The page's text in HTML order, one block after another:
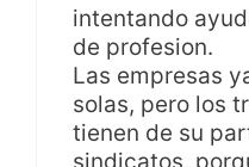
intentando
de profesion.
Las empresas
solas, pero los
tienen de su